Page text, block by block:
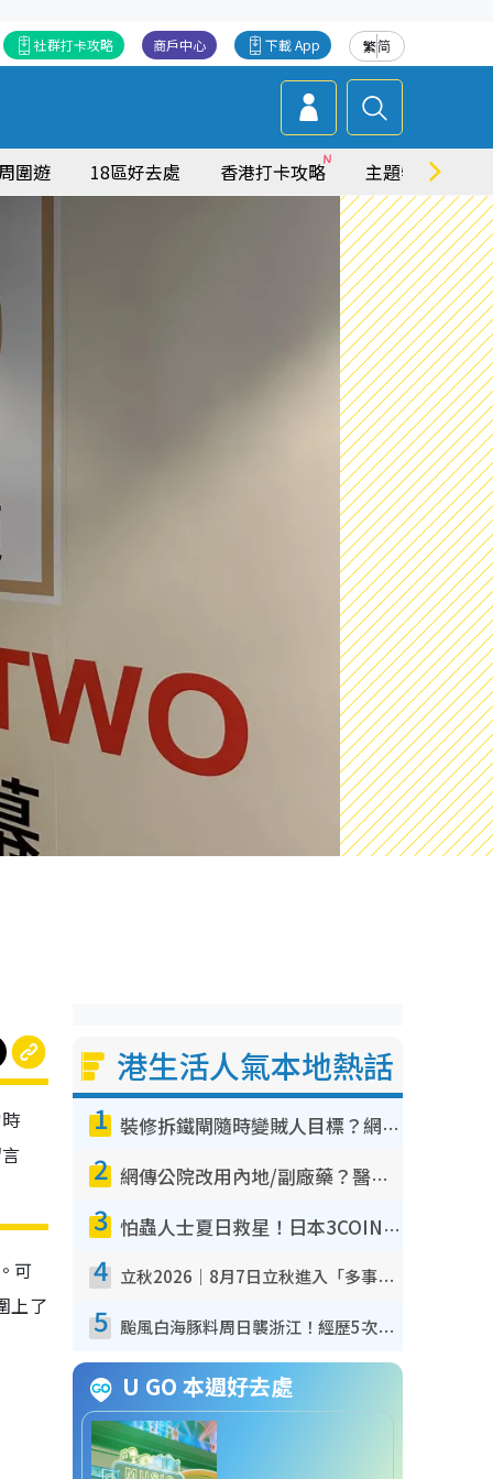
繁简
下載 App
商戶中心
社群打卡攻略
圍遊 18區好去處 香港打卡攻略 主題特集
可
上了
港生活人氣本地熱話
1 裝修拆鐵閘隨時變賊人目標？網民揭2大關鍵用途：裝新式等於白裝？附新舊鐵閘分別
2 網傳公院改用內地/副廠藥？醫生拆解正副廠分別 揭4類人換藥隨時出事
3 怕蟲人士夏日救星！日本3COINS爆紅驅蟲神器$45起 1招「全程免觸碰」輕鬆搞定小強
4 立秋2026｜8月7日立秋進入「多事之秋」 3件事唔做得！專家教6招開運 清枱頭／銀包納氣接好運
5 颱風白海豚料周日襲浙江！經歷5次「眼牆置換」極罕見 成登陸內地最長途颱風
U GO 本週好去處